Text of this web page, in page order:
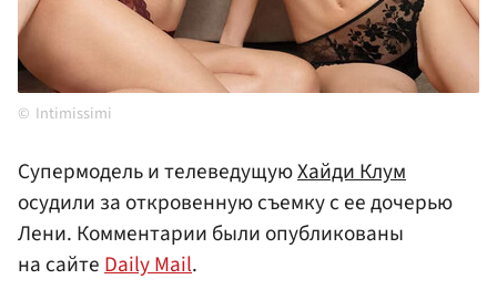
Intimissimi
Супермодель и телеведущуюХайди Клум
осудили за откровенную съемку с ее дочерью
Лени. Комментарии были опубликованы
на сайтеDaily Mail.